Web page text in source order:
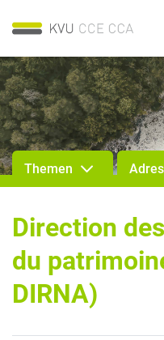
Themen
Direction
du
DIRNA)